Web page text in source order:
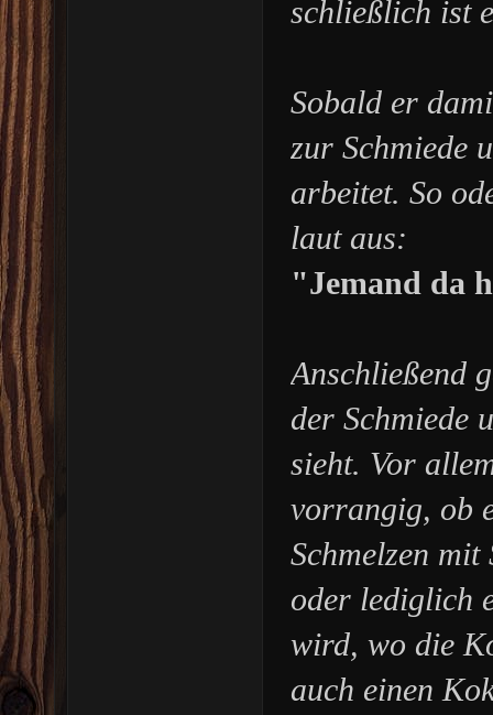
schließlich ist
Sobald er
zur Schmiede
arbeitet. So
laut aus:
"Jemand da
Anschließend
der Schmiede
sieht. Vor
vorrangig, ob
Schmelzen
oder lediglich
wird, wo die
auch einen